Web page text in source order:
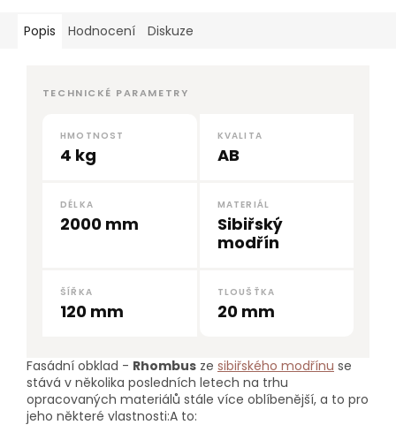
Popis Hodnocení Diskuze
TECHNICKÉ PARAMETRY
HMOTNOST
4 kg
KVALITA
AB
DÉLKA
2000 mm
MATERIÁL
Sibiřský
modřín
ŠÍŘKA
120 mm
TLOUŠŤKA
20 mm
Fasádní obklad - Rhombus ze sibiřského modřínu se
stává v několika posledních letech na trhu
opracovaných materiálů stále více oblíbenější, a to pro
jeho některé vlastnosti:A to: